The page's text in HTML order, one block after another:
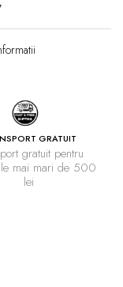
GRATUIT
gratuit pentru
mai mari de 500
lei